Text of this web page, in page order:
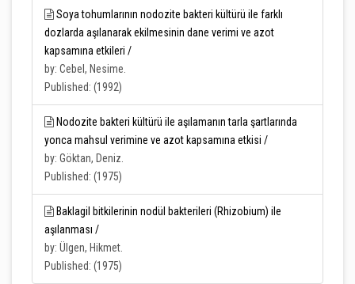
Soya tohumlarının nodozite bakteri kültürü ile farklı
dozlarda aşılanarak ekilmesinin dane verimi ve azot
kapsamına etkileri /
by: Cebel, Nesime.
Published: (1992)
Nodozite bakteri kültürü ile aşılamanın tarla şartlarında
yonca mahsul verimine ve azot kapsamına etkisi /
by: Göktan, Deniz.
Published: (1975)
Baklagil bitkilerinin nodül bakterileri (Rhizobium) ile
aşılanması /
by: Ülgen, Hikmet.
Published: (1975)